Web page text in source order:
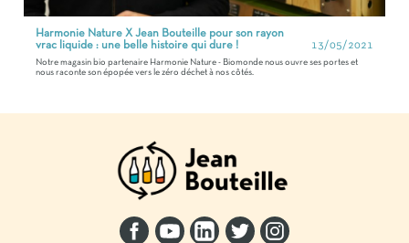
Harmonie Nature X Jean Bouteille pour son rayon
vrac liquide : une belle histoire qui dure !
13/05/2021
Notre magasin bio partenaire Harmonie Nature - Biomonde nous ouvre ses portes et
nous raconte son épopée vers le zéro déchet à nos côtés.